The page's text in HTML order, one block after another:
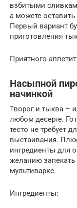
взбитыми
а можете оставить
Первый вариант
приготовления
Приятного
Насыпной
начинкой
Творог и тыква –
любом десерте.
тесто не требует
выстаивания.
ингредиенты для
желанию запекать
мультиварке.
Ингредиенты: